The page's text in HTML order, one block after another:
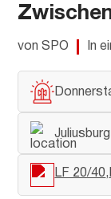
von SPO In
Juliusburg
LF 20/40